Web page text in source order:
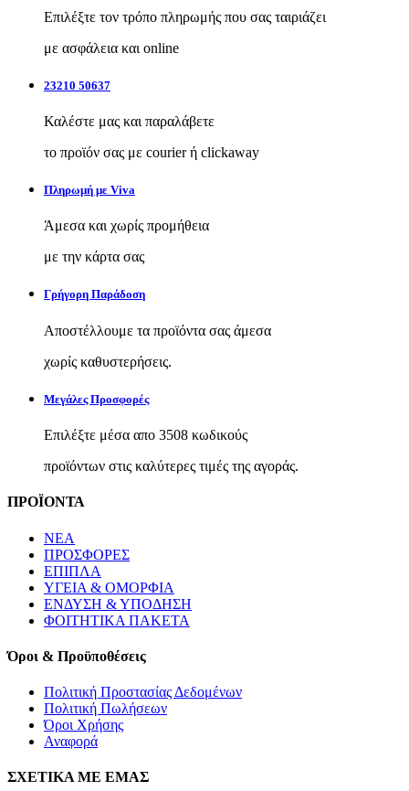
Επιλέξτε τον τρόπο πληρωμής που σας ταιριάζει
με ασφάλεια και online
23210 50637
Καλέστε μας και παραλάβετε
το προϊόν σας με courier ή clickaway
Πληρωμή με Viva
Άμεσα και χωρίς προμήθεια
με την κάρτα σας
Γρήγορη Παράδοση
Αποστέλλουμε τα προϊόντα σας άμεσα
χωρίς καθυστερήσεις.
Μεγάλες Προσφορές
Επιλέξτε μέσα απο 3508 κωδικούς
προϊόντων στις καλύτερες τιμές της αγοράς.
ΠΡΟΪΟΝΤΑ
ΝΕΑ
ΠΡΟΣΦΟΡΕΣ
ΕΠΙΠΛΑ
ΥΓΕΙΑ & ΟΜΟΡΦΙΑ
ΕΝΔΥΣΗ & ΥΠΟΔΗΣΗ
ΦΟΙΤΗΤΙΚΑ ΠΑΚΕΤΑ
Όροι & Προϋποθέσεις
Πολιτική Προστασίας Δεδομένων
Πολιτική Πωλήσεων
Όροι Χρήσης
Αναφορά
ΣΧΕΤΙΚΑ ΜΕ ΕΜΑΣ